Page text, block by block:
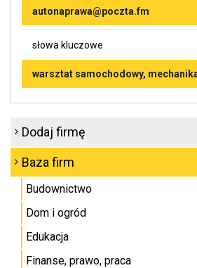
autonaprawa@poczta.fm
słowa kluczowe
warsztat samochodowy,
Dodaj firmę
Baza firm
Budownictwo
Dom i ogród
Edukacja
Finanse, prawo, praca